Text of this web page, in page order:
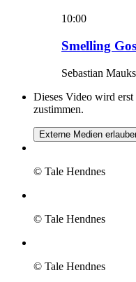
10:00
Smelling
Sebastian
Dieses Video wird
zustimmen.
Externe Medien
© Tale Hendnes
© Tale Hendnes
© Tale Hendnes